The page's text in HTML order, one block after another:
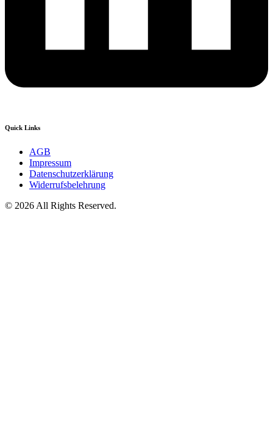
Quick Links
AGB
Impressum
Datenschutzerklärung
Widerrufsbelehrung
© 2026 All Rights Reserved.